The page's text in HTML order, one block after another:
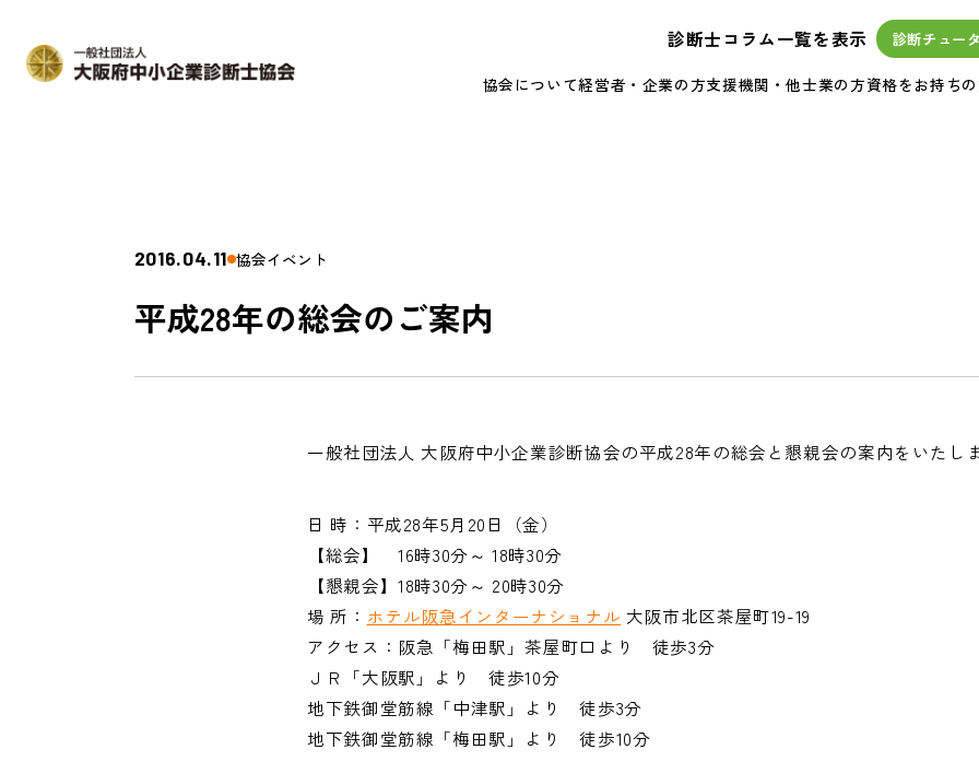
診断士コラム一覧を表示 診断チュー
協会について経営者・企業の方支援機関・他士業の方資格をお持ち
2016.04.11 協会イベント
平成28年の総会のご案内
一般社団法人 大阪府中小企業診断協会の平成28年の総会と懇親会の案内をいたしま
日 時：平成28年5月20日（金）
【総会】 16時30分～ 18時30分
【懇親会】18時30分～ 20時30分
場 所： ホテル阪急インターナショナル 大阪市北区茶屋町19-19
アクセス：阪急「梅田駅」茶屋町口より 徒歩3分
ＪＲ「大阪駅」より 徒歩10分
地下鉄御堂筋線「中津駅」より 徒歩3分
地下鉄御堂筋線「梅田駅」より 徒歩10分